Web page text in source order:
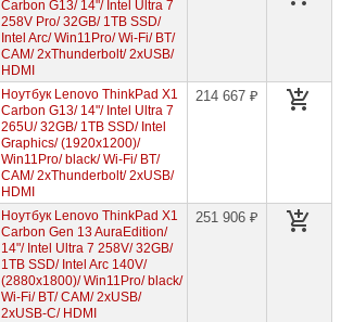
Carbon G13/ 14"/ Intel Ultra 7
258V Pro/ 32GB/ 1TB SSD/
Intel Arc/ Win11Pro/ Wi-Fi/ BT/
CAM/ 2xThunderbolt/ 2xUSB/
HDMI
Ноутбук Lenovo ThinkPad X1
Carbon G13/ 14"/ Intel Ultra 7
265U/ 32GB/ 1TB SSD/ Intel
Graphics/ (1920x1200)/
Win11Pro/ black/ Wi-Fi/ BT/
CAM/ 2xThunderbolt/ 2xUSB/
HDMI
214 667 ₽
Ноутбук Lenovo ThinkPad X1
Carbon Gen 13 AuraEdition/
14"/ Intel Ultra 7 258V/ 32GB/
1TB SSD/ Intel Arc 140V/
(2880x1800)/ Win11Pro/ black/
Wi-Fi/ BT/ CAM/ 2xUSB/
2xUSB-C/ HDMI
251 906 ₽